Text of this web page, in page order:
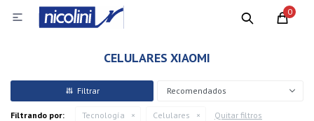
0

CELULARES XIAOMI
Recomendados
Filtrando por: Tecnología Celulares Quitar filtros